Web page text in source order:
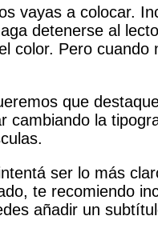
vayas a colocar.
detenerse al
color. Pero
que
cambiando la
ser lo más
te recomiendo
añadir un